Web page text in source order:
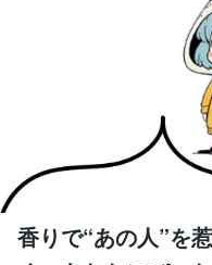
香りで“あの人”を